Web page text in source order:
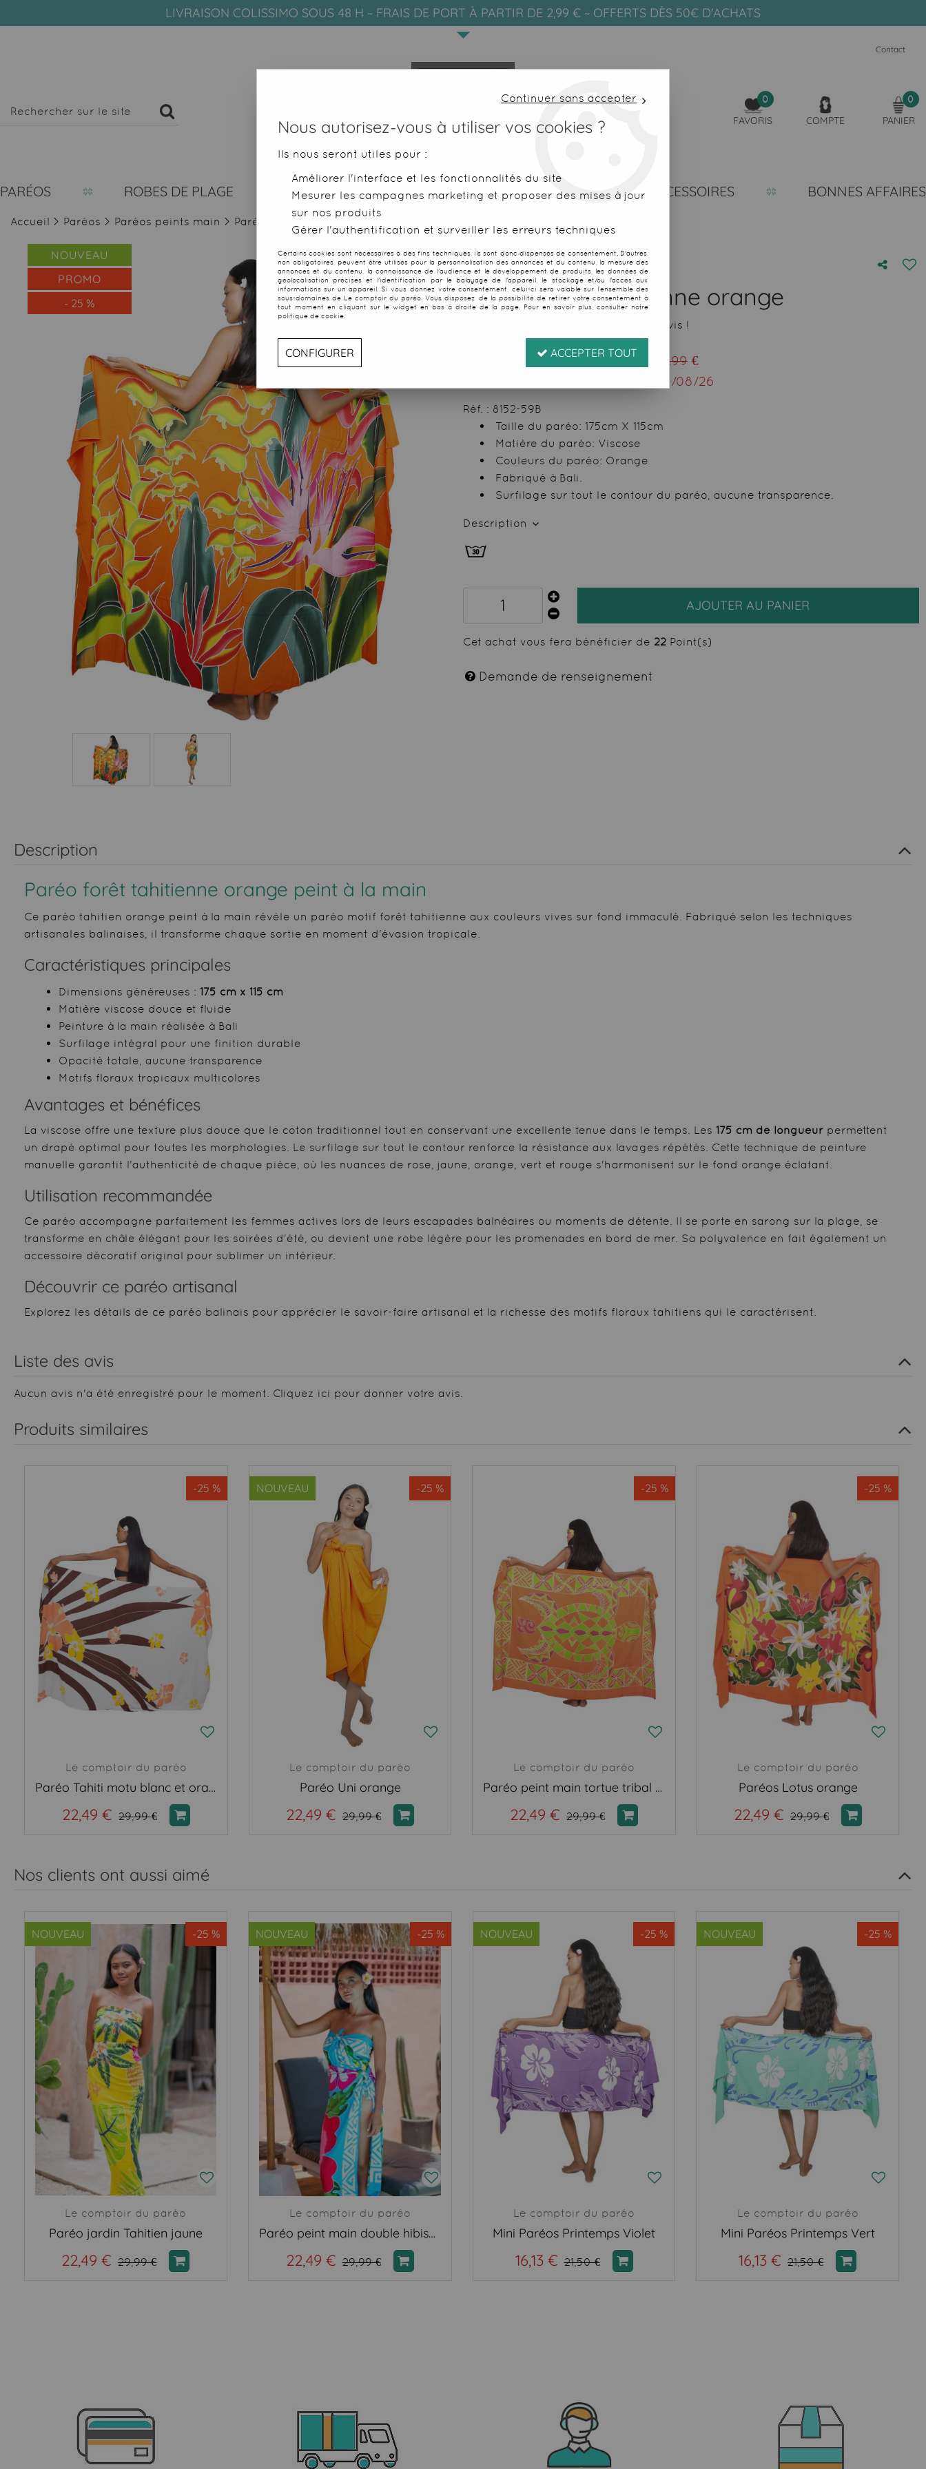
LIVRAISON COLISSIMO SOUS 48 H ~ FRAIS DE PORT À PARTIR DE 2,99 € ~ OFFERTS DÈS 50€ D'ACHATS
Contact
0
FAVORIS COMPTE
0
PANIER
PARÉOS ROBES DE PLAGE SERVIETTES DE PLAGE FOUTAS ACCESSOIRES BONNES AFFAIRES
Accueil > Paréos > Paréos peints main > Paréo foret Tahitienne orange
NOUVEAU
PROMO
- 25 % Paréo foret Tahitienne orange
Soyez le premier à donner votre avis !
€TTC au lieu de 29,99 €
10/08/26
Réf. : 8152-59B
Taille du paréo: 175cm X 115cm
Matière du paréo: Viscose
Couleurs du paréo: Orange
Fabriqué à Bali.
Surfilage sur tout le contour du paréo, aucune transparence.
Description
AJOUTER AU PANIER
Cet achat vous fera bénéficier de 22 Point(s)
Demande de renseignement
Description
Paréo forêt tahitienne orange peint à la main
Ce paréo tahitien orange peint à la main révèle un paréo motif forêt tahitienne aux couleurs vives sur fond immaculé. Fabriqué selon les techniques
artisanales balinaises, il transforme chaque sortie en moment d'évasion tropicale.
Caractéristiques principales
Dimensions généreuses : 175 cm x 115 cm
Matière viscose douce et fluide
Peinture à la main réalisée à Bali
Surfilage intégral pour une finition durable
Opacité totale, aucune transparence
Motifs floraux tropicaux multicolores
Avantages et bénéfices
La viscose offre une texture plus douce que le coton traditionnel tout en conservant une excellente tenue dans le temps. Les 175 cm de longueur permettent
un drapé optimal pour toutes les morphologies. Le surfilage sur tout le contour renforce la résistance aux lavages répétés. Cette technique de peinture
manuelle garantit l'authenticité de chaque pièce, où les nuances de rose, jaune, orange, vert et rouge s'harmonisent sur le fond orange éclatant.
Utilisation recommandée
Ce paréo accompagne parfaitement les femmes actives lors de leurs escapades balnéaires ou moments de détente. Il se porte en sarong sur la plage, se
transforme en châle élégant pour les soirées d'été, ou devient une robe légère pour les promenades en bord de mer. Sa polyvalence en fait également un
accessoire décoratif original pour sublimer un intérieur.
Découvrir ce paréo artisanal
Explorez les détails de ce paréo balinais pour apprécier le savoir-faire artisanal et la richesse des motifs floraux tahitiens qui le caractérisent.
Liste des avis
Aucun avis n'a été enregistré pour le moment. Cliquez ici pour donner votre avis.
Produits similaires
-25 %
Le comptoir du paréo
Paréo Tahiti motu blanc et orange
22,49 € 29,99 €
NOUVEAU -25 %
Le comptoir du paréo
Paréo Uni orange
22,49 € 29,99 €
-25 %
Le comptoir du paréo
Paréo peint main tortue tribal orange
22,49 € 29,99 €
-25 %
Le comptoir du paréo
Paréos Lotus orange
22,49 € 29,99 €
Nos clients ont aussi aimé
NOUVEAU -25 %
Le comptoir du paréo
Paréo jardin Tahitien jaune
22,49 € 29,99 €
NOUVEAU -25 %
Le comptoir du paréo
Paréo peint main double hibiscus bleu
22,49 € 29,99 €
NOUVEAU -25 %
Le comptoir du paréo
Mini Paréos Printemps Violet
16,13 € 21,50 €
NOUVEAU -25 %
Le comptoir du paréo
Mini Paréos Printemps Vert
16,13 € 21,50 €
Continuer sans accepter
Nous autorisez-vous à utiliser vos cookies ?
Ils nous seront utiles pour :
Améliorer l'interface et les fonctionnalités du site
Mesurer les campagnes marketing et proposer des mises à jour
sur nos produits
Gérer l'authentification et surveiller les erreurs techniques
Certains cookies sont nécessaires à des fins techniques, ils sont donc dispensés de consentement. D'autres,
non obligatoires, peuvent être utilisés pour la personnalisation des annonces et du contenu, la mesure des
annonces et du contenu, la connaissance de l'audience et le développement de produits, les données de
géolocalisation précises et l'identification par le balayage de l'appareil, le stockage et/ou l'accès aux
informations sur un appareil. Si vous donnez votre consentement, celui-ci sera valable sur l’ensemble des
sous-domaines de Le comptoir du paréo. Vous disposez de la possibilité de retirer votre consentement à
tout moment en cliquant sur le widget en bas à droite de la page. Pour en savoir plus, consulter notre
politique de cookie.
CONFIGURER ACCEPTER TOUT